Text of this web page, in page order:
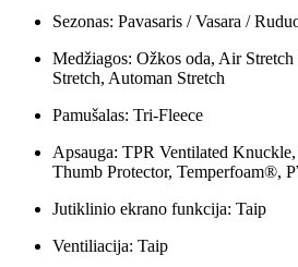
Sezonas: Pavasaris / Vasara /
Medžiagos: Ožkos oda, Air
Stretch, Automan Stretch
Pamušalas: Tri-Fleece
Apsauga: TPR Ventilated
Thumb Protector, Temperfoam®,
Jutiklinio ekrano funkcija: Taip
Ventiliacija: Taip